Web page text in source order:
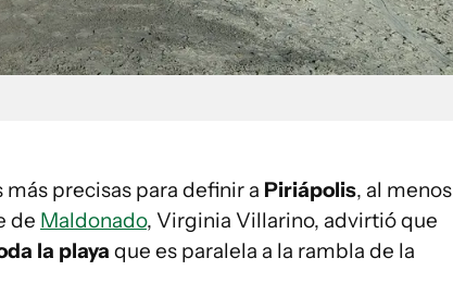
más precisas para definir a Piriápolis, al menos
de Maldonado, Virginia Villarino, advirtió que
la playa que es paralela a la rambla de la